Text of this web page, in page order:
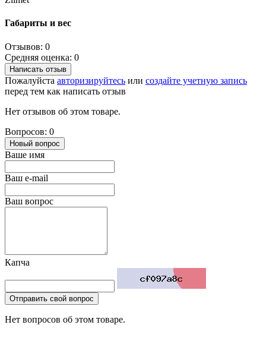
Габариты и вес
Отзывов: 0
Средняя оценка: 0
Написать отзыв
Пожалуйста авторизируйтесь или создайте учетную запись
перед тем как написать отзыв
Нет отзывов об этом товаре.
Вопросов: 0
Новый вопрос
Ваше имя
Ваш e-mail
Ваш вопрос
Капча
Отправить свой вопрос
Нет вопросов об этом товаре.